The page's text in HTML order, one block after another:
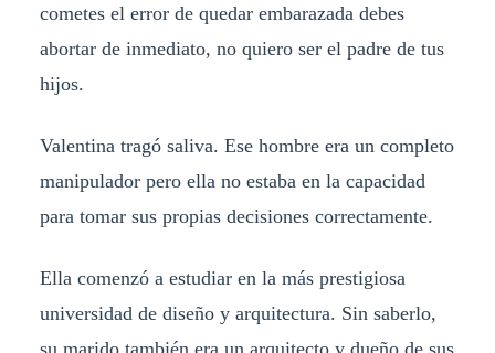
cometes el error de quedar embarazada debes
abortar de inmediato, no quiero ser el padre de tus
hijos.
Valentina tragó saliva. Ese hombre era un completo
manipulador pero ella no estaba en la capacidad
para tomar sus propias decisiones correctamente.
Ella comenzó a estudiar en la más prestigiosa
universidad de diseño y arquitectura. Sin saberlo,
su marido también era un arquitecto y dueño de sus